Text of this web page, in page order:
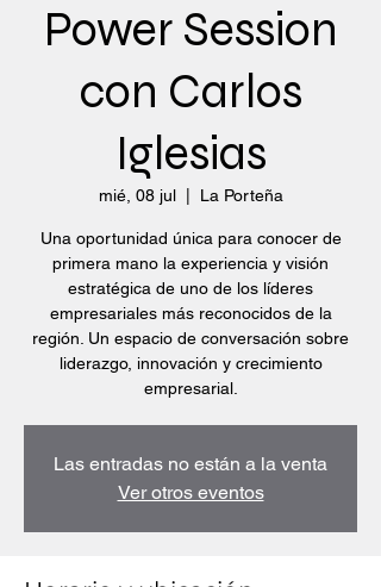
Power Session
con Carlos
Iglesias
mié, 08 jul
  |
La Porteña
Una oportunidad única para conocer de
primera mano la experiencia y visión
estratégica de uno de los líderes
empresariales más reconocidos de la
región. Un espacio de conversación sobre
liderazgo, innovación y crecimiento
empresarial.
Las entradas no están a la venta
Ver otros eventos